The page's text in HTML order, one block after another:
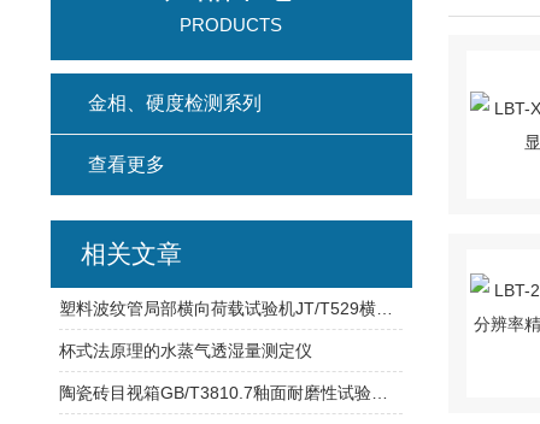
PRODUCTS
金相、硬度检测系列
查看更多
相关文章
杯式法原理的水蒸气透湿量测定仪